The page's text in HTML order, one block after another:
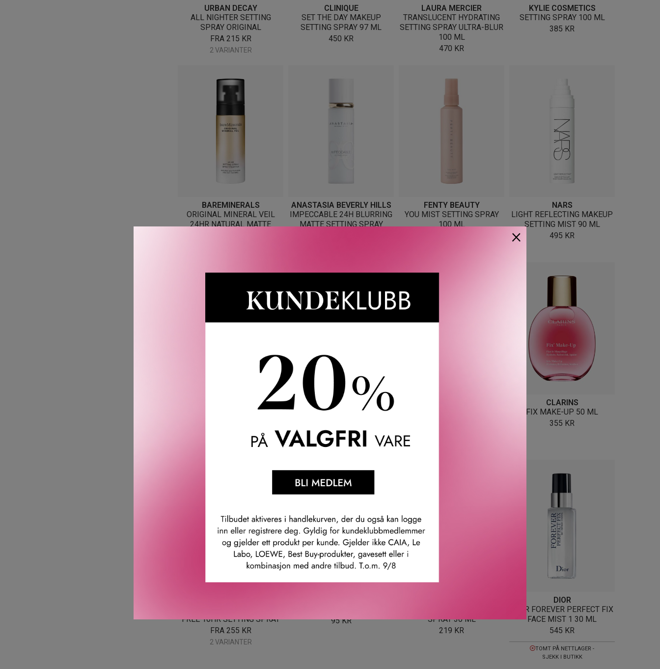
URBAN DECAY
ALL NIGHTER SETTING
SPRAY ORIGINAL
FRA 215 KR
2 VARIANTER
CLINIQUE
SET THE DAY MAKEUP
SETTING SPRAY 97 ML
450 KR
LAURA MERCIER
TRANSLUCENT HYDRATING
SETTING SPRAY ULTRA-BLUR
100 ML
470 KR
KYLIE COSMETICS
SETTING SPRAY 100 ML
385 KR
BAREMINERALS
ORIGINAL MINERAL VEIL
24HR NATURAL MATTE
ANASTASIA BEVERLY HILLS
IMPECCABLE 24H BLURRING
MATTE SETTING SPRAY
FENTY BEAUTY
YOU MIST SETTING SPRAY
100 ML
NARS
LIGHT REFLECTING MAKEUP
SETTING MIST 90 ML
495 KR
HYDRO GRIP SET + REFRESH
MILK MAKEUP
PORE ECLIPSE MATTE
FRA369KR
2 VARIANTER
CLARINS
FIX MAKE-UP 50 ML
355 KR
FREE 16HR SETTING SPRAY
FRA 255 KR
2 VARIANTER
95KR
SPRAY 30 ML
219 KR
DIOR
DIOR FOREVER PERFECT FIX
FACE MIST 1 30 ML
545 KR
TOMT PÅ NETTLAGER -
SJEKK I BUTIKK
×